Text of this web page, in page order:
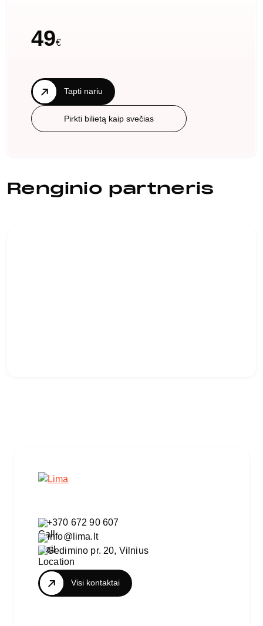
49€
Tapti nariu
Pirkti bilietą kaip svečias
Renginio partneris
+370 672 90 607
info@lima.lt
Gedimino pr. 20, Vilnius
Visi kontaktai